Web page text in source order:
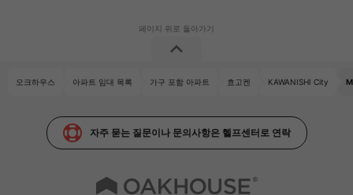
오크하우스 아파트 임대 목록 가구 포함 아파트 효고켄 KAWANISHI City
자주 묻는 질문이나 문의사항은 헬프센터로 연락